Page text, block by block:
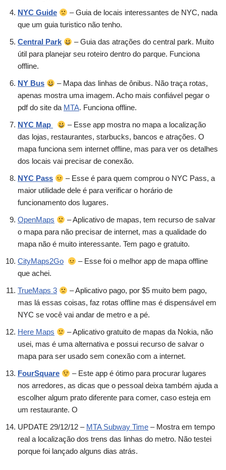
NYC Guide
– Guia de locais interessantes de NYC, nada
que um guia turistico não tenho.
Central Park
– Guia das atrações do central park. Muito
útil para planejar seu roteiro dentro do parque. Funciona
offline.
NY Bus
– Mapa das linhas de ônibus. Não traça rotas,
apenas mostra uma imagem. Acho mais confiável pegar o
pdf do site da MTA. Funciona offline.
NYC Map
– Esse app mostra no mapa a localização
das lojas, restaurantes, starbucks, bancos e atrações. O
mapa funciona sem internet offline, mas para ver os detalhes
dos locais vai precisar de conexão.
NYC Pass
– Esse é para quem comprou o NYC Pass, a
maior utilidade dele é para verificar o horário de
funcionamento dos lugares.
OpenMaps
– Aplicativo de mapas, tem recurso de salvar
o mapa para não precisar de internet, mas a qualidade do
mapa não é muito interessante. Tem pago e gratuito.
CityMaps2Go
– Esse foi o melhor app de mapa offline
que achei.
TrueMaps 3
– Aplicativo pago, por $5 muito bem pago,
mas lá essas coisas, faz rotas offline mas é dispensável em
NYC se você vai andar de metro e a pé.
Here Maps
– Aplicativo gratuito de mapas da Nokia, não
usei, mas é uma alternativa e possui recurso de salvar o
mapa para ser usado sem conexão com a internet.
FourSquare
– Este app é ótimo para procurar lugares
nos arredores, as dicas que o pessoal deixa também ajuda a
escolher algum prato diferente para comer, caso esteja em
um restaurante. O
UPDATE 29/12/12 – MTA Subway Time – Mostra em tempo
real a localização dos trens das linhas do metro. Não testei
porque foi lançado alguns dias atrás.